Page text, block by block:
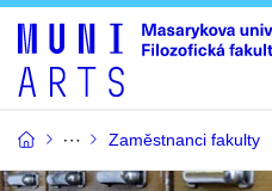
Zaměstnanci fakulty